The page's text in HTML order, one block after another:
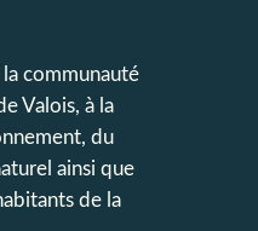
communauté
Valois, à la
du
ainsi que
de la